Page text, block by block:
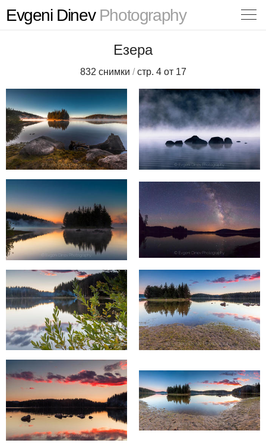
Evgeni DinevPhotography
Езера
832 снимки /стр. 4 от 17